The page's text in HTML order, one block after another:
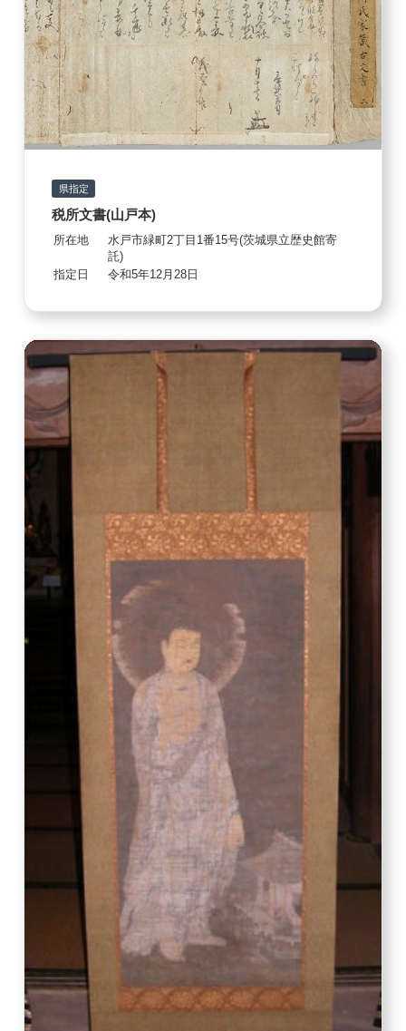
県指定
税所文書(山戸本)
所在地
水戸市緑町2丁目1番15号(茨城県立歴史館寄
託)
指定日
令和5年12月28日